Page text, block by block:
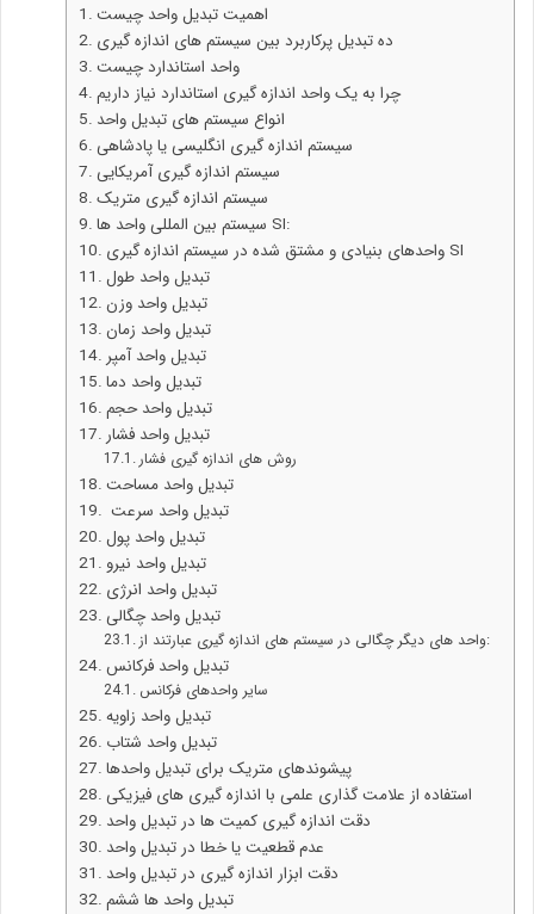
اهمیت تبدیل واحد چیست
ده تبدیل پرکاربرد بین سیستم های اندازه گیری
واحد استاندارد چیست
چرا به یک واحد اندازه گیری استاندارد نیاز داریم
انواع سیستم های تبدیل واحد
سیستم اندازه گیری انگلیسی یا پادشاهی
سیستم اندازه گیری آمریکایی
سیستم اندازه گیری متریک
سیستم بین المللی واحد ها SI:
واحدهای بنیادی و مشتق شده در سیستم اندازه گیری SI
تبدیل واحد طول
تبدیل واحد وزن
تبدیل واحد زمان
تبدیل واحد آمپر
تبدیل واحد دما
تبدیل واحد حجم
تبدیل واحد فشار
روش های اندازه گیری فشار
تبدیل واحد مساحت
تبدیل واحد سرعت
تبدیل واحد پول
تبدیل واحد نیرو
تبدیل واحد انرژی
تبدیل واحد چگالی
واحد های دیگر چگالی در سیستم های اندازه گیری عبارتند از:
تبدیل واحد فرکانس
سایر واحدهای فرکانس
تبدیل واحد زاویه
تبدیل واحد شتاب
پیشوندهای متریک برای تبدیل واحدها
استفاده از علامت گذاری علمی با اندازه گیری های فیزیکی
دقت اندازه گیری کمیت ها در تبدیل واحد
عدم قطعیت یا خطا در تبدیل واحد
دقت ابزار اندازه گیری در تبدیل واحد
تبدیل واحد ها ششم